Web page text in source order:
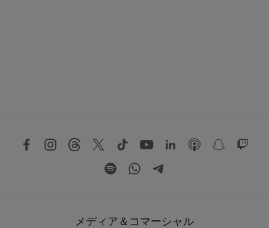
メディア＆コマーシャル